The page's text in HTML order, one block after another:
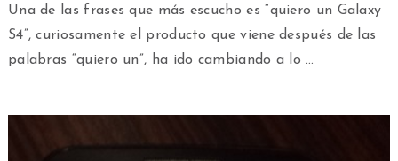
Una de las frases que más escucho es “quiero un Galaxy
S4”, curiosamente el producto que viene después de las
palabras “quiero un”, ha ido cambiando a lo …